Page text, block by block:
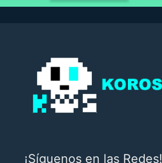
¡Síguenos en las Redes!